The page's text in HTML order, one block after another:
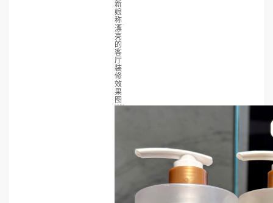
新
娘
称
漂
亮
的
客
厅
装
修
效
果
图